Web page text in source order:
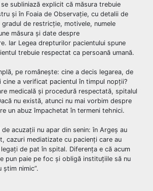
subliniază explicit că măsura trebuie
și în Foaia de Observație, cu detalii de
de restricție, motivele, numele
măsura și date despre
Iar Legea drepturilor pacientului spune
trebuie respectat ca persoană umană.
pe românește: cine a decis legarea, de
cine a verificat pacientul în timpul nopții?
medicală și procedură respectată, spitalul
nu există, atunci nu mai vorbim despre
un abuz împachetat în termeni tehnici.
acuzații nu apar din senin: în Argeș au
cazuri mediatizate cu pacienți care au
de pat în spital. Diferența e că acum
pun paie pe foc și obligă instituțiile să nu
știm nimic”.